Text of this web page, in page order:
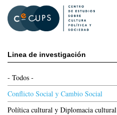
contenido
principal
Linea de investigación
- Todos -
Conflicto Social y Cambio Social
Política cultural y Diplomacia cultural